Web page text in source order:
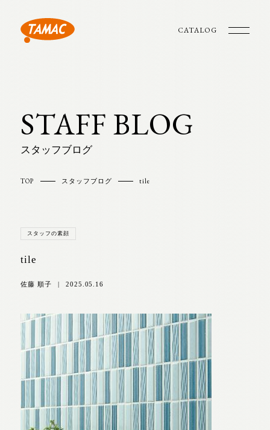
CATALOG
STAFF BLOG
スタッフブログ
TOP スタッフブログ tile
スタッフの素顔
tile
佐藤 順子 | 2025.05.16